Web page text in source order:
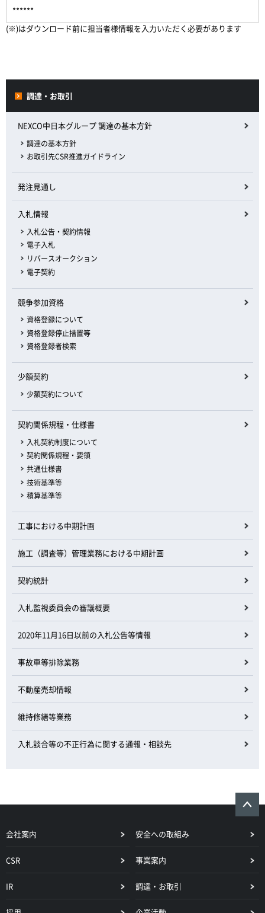
******
(※)はダウンロード前に担当者様情報を入力いただく必要があります
調達・お取引
NEXCO中日本グループ 調達の基本方針
調達の基本方針
お取引先CSR推進ガイドライン
発注見通し
入札情報
入札公告・契約情報
電子入札
リバースオークション
電子契約
競争参加資格
資格登録について
資格登録停止措置等
資格登録者検索
少額契約
少額契約について
契約関係規程・仕様書
入札契約制度について
契約関係規程・要領
共通仕様書
技術基準等
積算基準等
工事における中期計画
施工（調査等）管理業務における中期計画
契約統計
入札監視委員会の審議概要
2020年11月16日以前の入札公告等情報
事故車等排除業務
不動産売却情報
維持修繕等業務
入札談合等の不正行為に関する通報・相談先
会社案内 安全への取組み
CSR 事業案内
IR 調達・お取引